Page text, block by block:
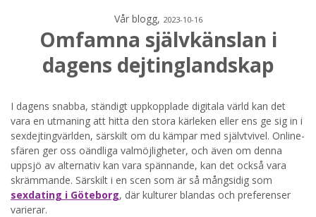
Steg3
Din mailadress?
Genom att registrera godkänner jagVillkorenoch
Sekretesspolicyn . Jag godkänner att ta emot information och
reklam via e-post från hemsidans operatörer. Jag kan dra
tillbaka godkännande när jag vill.
Vår blogg, 2023-10-16
Omfamna självkänslan i
dagens dejtinglandskap
I dagens snabba, ständigt uppkopplade digitala värld kan det
vara en utmaning att hitta den stora kärleken eller ens ge sig in i
sexdejtingvärlden, särskilt om du kämpar med självtvivel. Online-
sfären ger oss oändliga valmöjligheter, och även om denna
uppsjö av alternativ kan vara spännande, kan det också vara
skrämmande. Särskilt i en scen som är så mångsidig som
sexdating i Göteborg, där kulturer blandas och preferenser
varierar.